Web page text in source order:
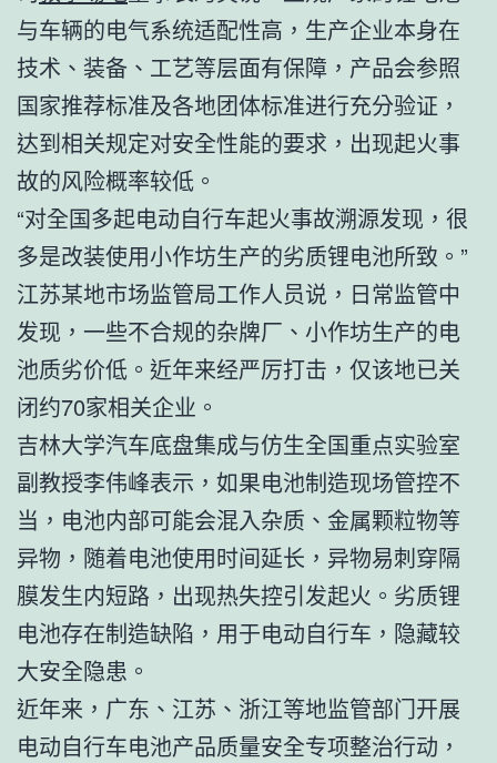
与车辆的电气系统适配性高，生产企业本身在
技术、装备、工艺等层面有保障，产品会参照
国家推荐标准及各地团体标准进行充分验证，
达到相关规定对安全性能的要求，出现起火事
故的风险概率较低。
“对全国多起电动自行车起火事故溯源发现，很
多是改装使用小作坊生产的劣质锂电池所致。”
江苏某地市场监管局工作人员说，日常监管中
发现，一些不合规的杂牌厂、小作坊生产的电
池质劣价低。近年来经严厉打击，仅该地已关
闭约70家相关企业。
吉林大学汽车底盘集成与仿生全国重点实验室
副教授李伟峰表示，如果电池制造现场管控不
当，电池内部可能会混入杂质、金属颗粒物等
异物，随着电池使用时间延长，异物易刺穿隔
膜发生内短路，出现热失控引发起火。劣质锂
电池存在制造缺陷，用于电动自行车，隐藏较
大安全隐患。
近年来，广东、江苏、浙江等地监管部门开展
电动自行车电池产品质量安全专项整治行动，